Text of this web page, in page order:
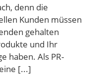
denn die
Kunden müssen
gehalten
und Ihr
haben. Als PR-
[...]